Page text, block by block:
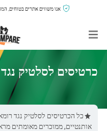
אנו משווים אתרים בטוחים,
כרטיסים לסלטיק
אותנטיים, ממוכרים מאומתים